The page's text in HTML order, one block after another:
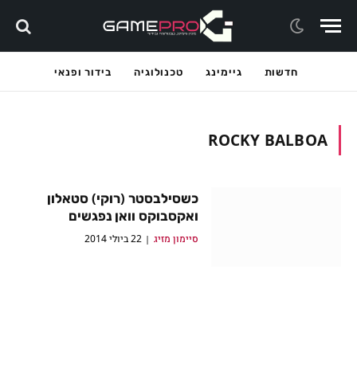
חדשות גיימינג טכנולוגיה בידור ופנאי
ROCKY BALBOA
כשסילבסטר (רוקי) סטאלון
ואקסבוקס וואן נפגשים
סיימון מזיג 22 ביולי 2014